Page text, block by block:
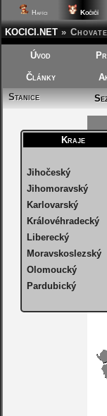
Hafíci Kočičí
KOCICI.NET »
Úvod
Články
Stanice
Kraje
Jihočeský
Jihomoravský
Karlovarský
Královéhradecký
Liberecký
Moravskoslezský
Olomoucký
Pardubický